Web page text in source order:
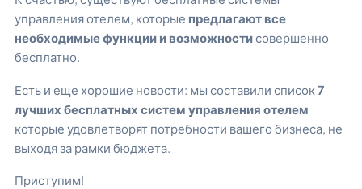
управления отелем, которые предлагают все
необходимые функции и возможностисовершенно
бесплатно.
Есть и еще хорошие новости: мы составили список7
лучших бесплатных систем управления отелем
которые удовлетворят потребности вашего бизнеса, не
выходя за рамки бюджета.
Приступим!